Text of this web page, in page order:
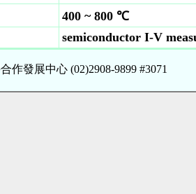
400 ~ 800 ℃
semiconductor I-V
作發展中心 (02)2908-9899 #3071